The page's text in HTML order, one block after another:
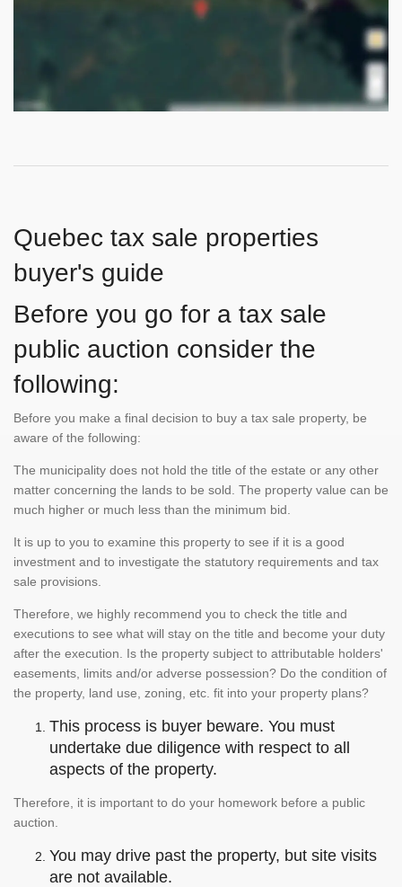
Quebec tax sale properties
buyer's guide
Before you go for a tax sale
public auction consider the
following:
Before you make a final decision to buy a tax sale property, be
aware of the following:
The municipality does not hold the title of the estate or any other
matter concerning the lands to be sold. The property value can be
much higher or much less than the minimum bid.
It is up to you to examine this property to see if it is a good
investment and to investigate the statutory requirements and tax
sale provisions.
Therefore, we highly recommend you to check the title and
executions to see what will stay on the title and become your duty
after the execution. Is the property subject to attributable holders'
easements, limits and/or adverse possession? Do the condition of
the property, land use, zoning, etc. fit into your property plans?
This process is buyer beware. You must
undertake due diligence with respect to all
aspects of the property.
Therefore, it is important to do your homework before a public
auction.
You may drive past the property, but site visits
are not available.